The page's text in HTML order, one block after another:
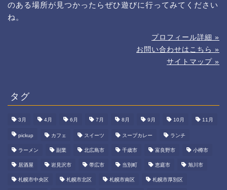
のある場所が見つかったらぜひ遊びに行ってみてください
ね。
プロフィール詳細 »
お問い合わせはこちら »
サイトマップ »
タグ
3月 4月 6月 7月 8月 9月 10月 11月
pickup カフェ スイーツ スープカレー ランチ
ラーメン 副業 北広島市 千歳市 富良野市 小樽市
居酒屋 岩見沢市 帯広市 当別町 恵庭市 旭川市
札幌市中央区 札幌市北区 札幌市南区 札幌市厚別区